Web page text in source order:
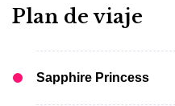
Plan de viaje
Sapphire Princess